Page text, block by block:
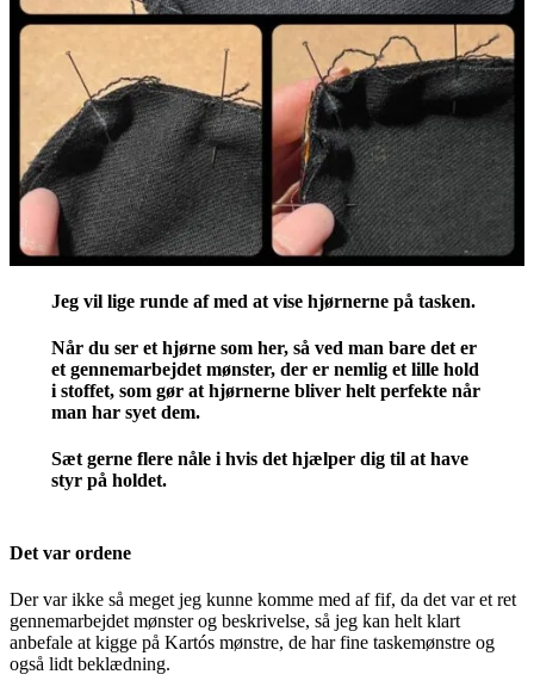
Jeg vil lige runde af med at vise hjørnerne på tasken.
Når du ser et hjørne som her, så ved man bare det er
et gennemarbejdet mønster, der er nemlig et lille hold
i stoffet, som gør at hjørnerne bliver helt perfekte når
man har syet dem.
Sæt gerne flere nåle i hvis det hjælper dig til at have
styr på holdet.
Det var ordene
Der var ikke så meget jeg kunne komme med af fif, da det var et ret
gennemarbejdet mønster og beskrivelse, så jeg kan helt klart
anbefale at kigge på Kartós mønstre, de har fine taskemønstre og
også lidt beklædning.